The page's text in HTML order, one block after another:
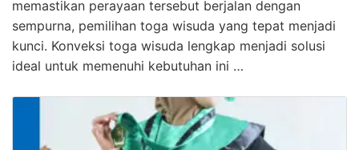
memastikan perayaan tersebut berjalan dengan
sempurna, pemilihan toga wisuda yang tepat menjadi
kunci. Konveksi toga wisuda lengkap menjadi solusi
ideal untuk memenuhi kebutuhan ini …